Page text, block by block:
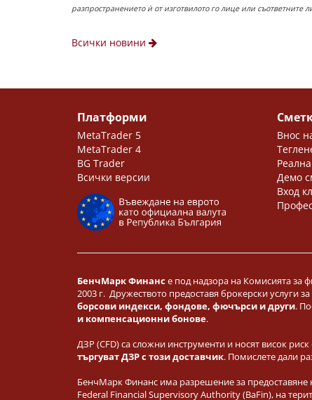
разпространението ѝ от изготвилото го лице или
Всички новини
Платформи
MetaTrader 5
MetaTrader 4
BG Trader
Всички версии
Внос
Демо
Вход
БенчМарк Финансе под надзора на Комисията за
2003 г. Дружеството предоставя брокерски услуги
борсови индекси, фондове, фючърси и други.
и компенсационни бонове.
ДЗР (CFD) са сложни инструменти и носят висок
търгуват ДЗР с този доставчик. Помислете дали
БенчМарк Финанс има разрешение за предоставяне
Federal Financial Supervisory Authority (BaFin), на